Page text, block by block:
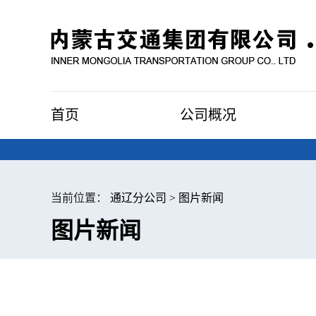
首页 公司概况
当前位置： 通辽分公司 > 图片新闻
图片新闻